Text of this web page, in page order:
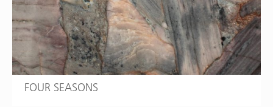
FOUR SEASONS